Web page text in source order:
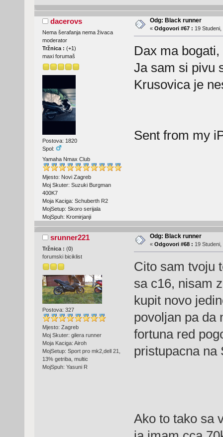
dacerovs
Nema šerafanja nema živaca
moderator
Tržnica : (+1)
maxi forumaš
Postova: 1820
Spol:
Yamaha Nmax Club
Mjesto: Novi Zagreb
Moj Skuter: Suzuki Burgman
400K7
Moja Kaciga: Schuberth R2
MojSetup: Skoro serijala
MojSpuh: Kromirjanji
Odg: Black runner
« Odgovori #67 : 19
Dax ma
Ja sam si pivu
Krusovica je
Sent from my
srunner221
Tržnica : (0)
forumski biciklist
Postova: 327
Mjesto: Zagreb
Moj Skuter: gilera runner
Moja Kaciga: Airoh
MojSetup: Sport pro mk2,dell 21,
13% getriba, multic
MojSpuh: Yasuni R
Odg: Black runner
« Odgovori #68 : 19
Cito sam tvoju
sa c16, nisam
kupit novo
povoljan pa da
fortuna red
pristupacna na
Ako to tako sa